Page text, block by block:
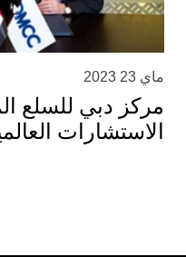
ماي 23 2023
مركز دبي للسلع
الاستشارات